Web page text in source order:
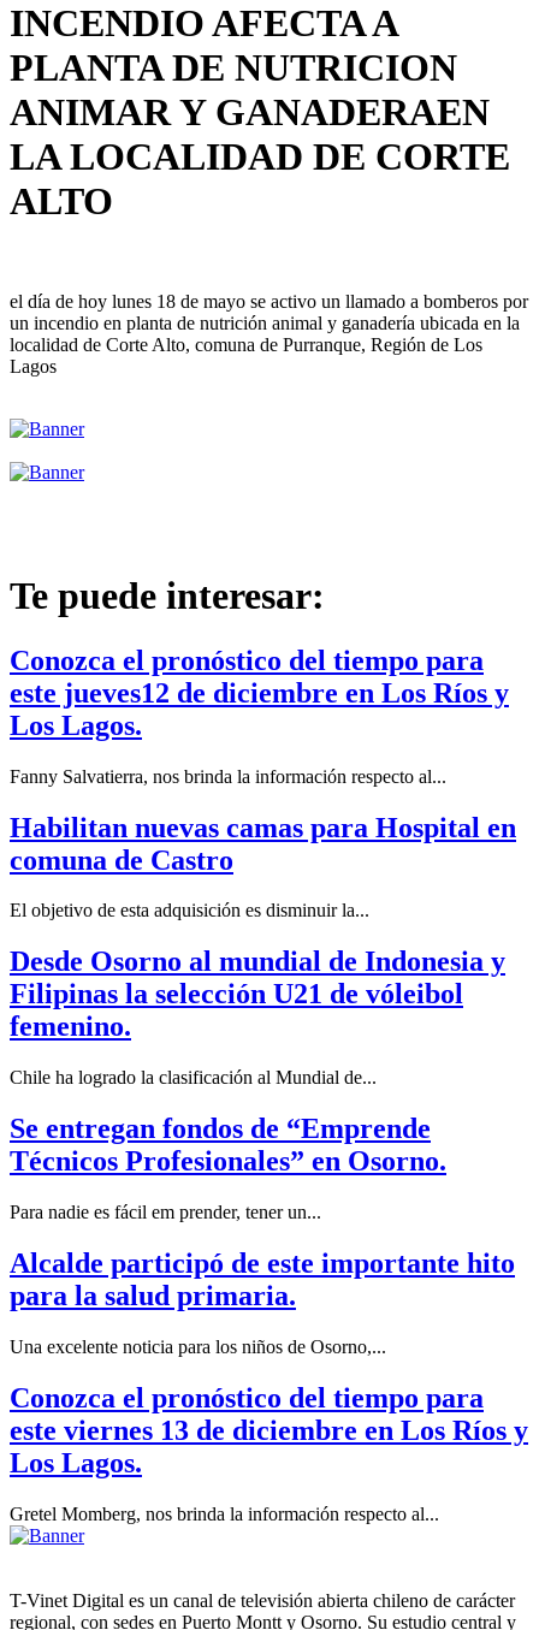
INCENDIO AFECTA A
PLANTA DE NUTRICION
ANIMAR Y GANADERAEN
LA LOCALIDAD DE CORTE
ALTO
el día de hoy lunes 18 de mayo se activo un llamado a bomberos por
un incendio en planta de nutrición animal y ganadería ubicada en la
localidad de Corte Alto, comuna de Purranque, Región de Los
Lagos
Te puede interesar:
Conozca el pronóstico del tiempo para
este jueves12 de diciembre en Los Ríos y
Los Lagos.
Fanny Salvatierra, nos brinda la información respecto al...
Habilitan nuevas camas para Hospital en
comuna de Castro
El objetivo de esta adquisición es disminuir la...
Desde Osorno al mundial de Indonesia y
Filipinas la selección U21 de vóleibol
femenino.
Chile ha logrado la clasificación al Mundial de...
Se entregan fondos de “Emprende
Técnicos Profesionales” en Osorno.
Para nadie es fácil em prender, tener un...
Alcalde participó de este importante hito
para la salud primaria.
Una excelente noticia para los niños de Osorno,...
Conozca el pronóstico del tiempo para
este viernes 13 de diciembre en Los Ríos y
Los Lagos.
Gretel Momberg, nos brinda la información respecto al...
T-Vinet Digital es un canal de televisión abierta chileno de carácter
regional, con sedes en Puerto Montt y Osorno. Su estudio central y